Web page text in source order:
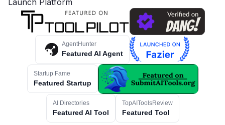
AgentHunter
Featured AI Agent
Startup Fame
Featured Startup
AI Directories
Featured AI Tool
TopAIToolsReview
Featured Tool